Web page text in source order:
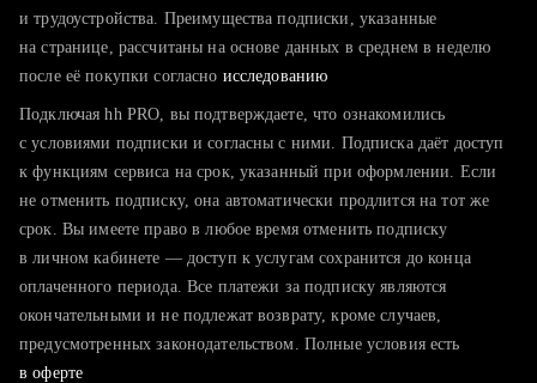
тратите много времени на поиск и вручную поднимаете
хотите сравнить себя с конкурентами и оценить шансы
и трудоустройства. Преимущества подписки, указанные
на странице, рассчитаны на основе данных в среднем в неделю
после её покупки согласно исследованию
Подключая hh PRO, вы подтверждаете, что ознакомились
с условиями подписки и согласны с ними. Подписка даёт доступ
к функциям сервиса на срок, указанный при оформлении. Если
не отменить подписку, она автоматически продлится на тот же
срок. Вы имеете право в любое время отменить подписку
в личном кабинете — доступ к услугам сохранится до конца
оплаченного периода. Все платежи за подписку являются
окончательными и не подлежат возврату, кроме случаев,
предусмотренных законодательством. Полные условия есть
в оферте